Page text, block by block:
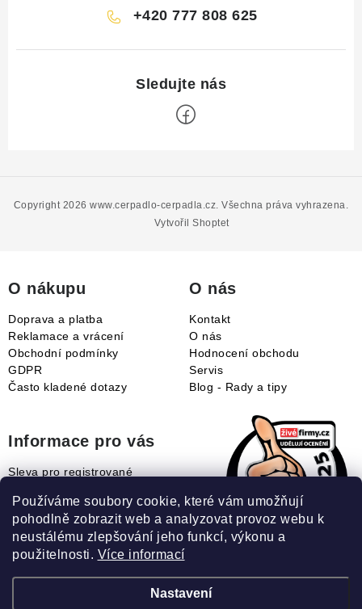
Používáme soubory cookie, které vám umožňují
pohodlně zobrazit web a analyzovat provoz webu k
neustálému zlepšování jeho funkcí, výkonu a
použitelnosti. Více informací
Nastavení
+420 777 808 625
Vytvořil Shoptet
Copyright 2026www.cerpadlo-cerpadla.cz. Všechna práva vyhrazena.
O nákupu
Doprava a platba
Reklamace a vrácení
Obchodní podmínky
GDPR
Často kladené dotazy
O nás
Kontakt
O nás
Hodnocení obchodu
Servis
Blog - Rady a tipy
Informace pro vás
Sleva pro registrované
Jak uplatnit slevový kupón?
Jak nakupovat?
Slovník pojmů